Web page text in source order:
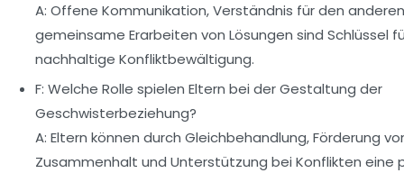
A: Offene Kommunikation, Verständnis für den
gemeinsame Erarbeiten von Lösungen sind Schlüssel
nachhaltige Konfliktbewältigung.
F: Welche Rolle spielen Eltern bei der Gestaltung der
Geschwisterbeziehung?
A: Eltern können durch Gleichbehandlung, Förderung
Zusammenhalt und Unterstützung bei Konflikten eine